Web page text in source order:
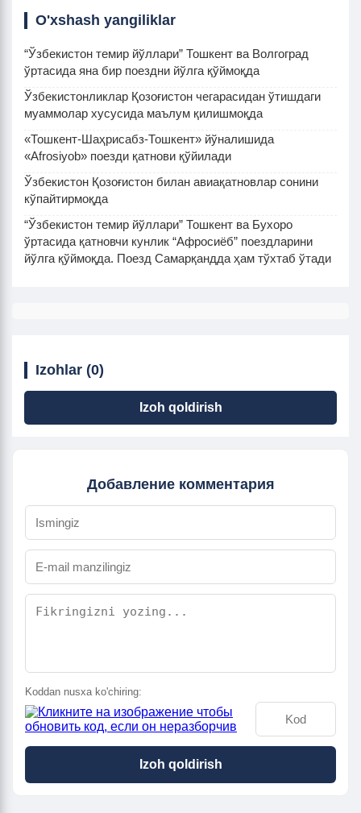
O'xshash yangiliklar
“Ўзбекистон темир йўллари” Тошкент ва Волгоград
ўртасида яна бир поездни йўлга қўймоқда
Ўзбекистонликлар Қозоғистон чегарасидан ўтишдаги
муаммолар хусусида маълум қилишмоқда
«Тошкент-Шаҳрисабз-Тошкент» йўналишида
«Afrosiyob» поезди қатнови қўйилади
Ўзбекистон Қозоғистон билан авиақатновлар сонини
кўпайтирмоқда
“Ўзбекистон темир йўллари” Тошкент ва Бухоро
ўртасида қатновчи кунлик “Афросиёб” поездларини
йўлга қўймоқда. Поезд Самарқандда ҳам тўхтаб ўтади
Izohlar (0)
Izoh qoldirish
Добавление комментария
Koddan nusxa ko'chiring:
Izoh qoldirish